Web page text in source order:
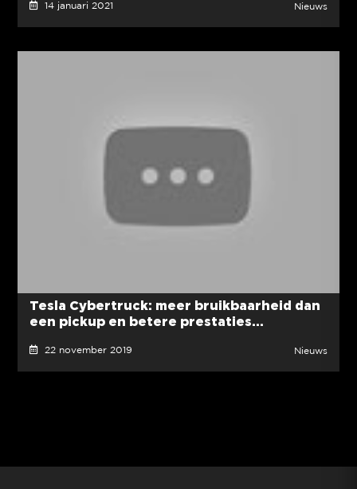
14 januari 2021 Nieuws
Tesla Cybertruck: meer bruikbaarheid dan
een pickup en betere prestaties...
22 november 2019 Nieuws